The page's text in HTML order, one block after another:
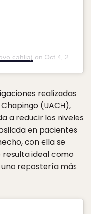
on Oct 4, 2019 at 10:41am PDT
realizadas
(UACH),
a reducir los niveles
en pacientes
con ella se
ideal como
repostería más